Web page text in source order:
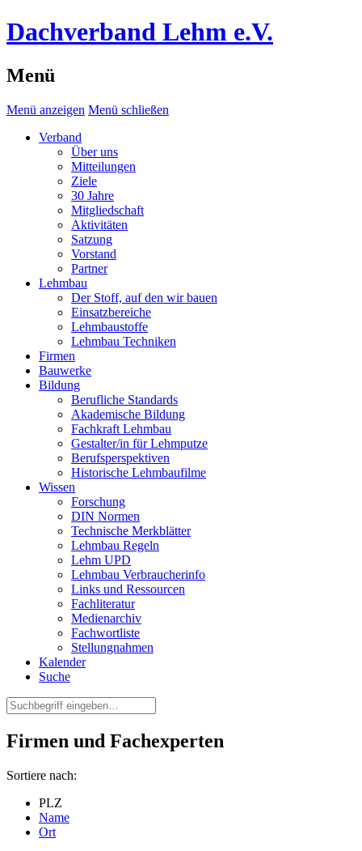
Dachverband Lehm e.V.
Menü
Menü anzeigen Menü schließen
Verband
Über uns
Mitteilungen
Ziele
30 Jahre
Mitgliedschaft
Aktivitäten
Satzung
Vorstand
Partner
Lehmbau
Der Stoff, auf den wir bauen
Einsatzbereiche
Lehmbaustoffe
Lehmbau Techniken
Firmen
Bauwerke
Bildung
Berufliche Standards
Akademische Bildung
Fachkraft Lehmbau
Gestalter/in für Lehmputze
Berufsperspektiven
Historische Lehmbaufilme
Wissen
Forschung
DIN Normen
Technische Merkblätter
Lehmbau Regeln
Lehm UPD
Lehmbau Verbraucherinfo
Links und Ressourcen
Fachliteratur
Medienarchiv
Fachwortliste
Stellungnahmen
Kalender
Suche
Firmen und Fachexperten
Sortiere nach:
PLZ
Name
Ort